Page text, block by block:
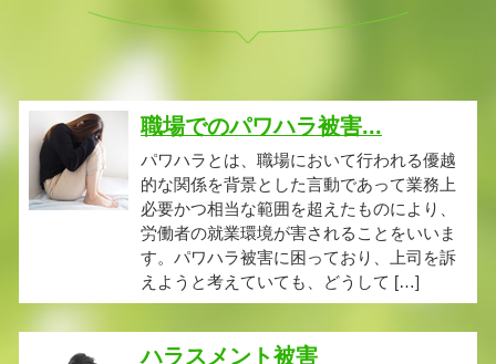
職場でのパワハラ被害...
パワハラとは、職場において行われる優越
的な関係を背景とした言動であって業務上
必要かつ相当な範囲を超えたものにより、
労働者の就業環境が害されることをいいま
す。パワハラ被害に困っており、上司を訴
えようと考えていても、どうして […]
ハラスメント被害